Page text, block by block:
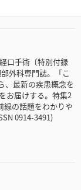
手術〔特別付録
外科専門誌。「こ
、最新の疾患概念を
お届けする。特集2
の話題をわかりや
0914-3491)